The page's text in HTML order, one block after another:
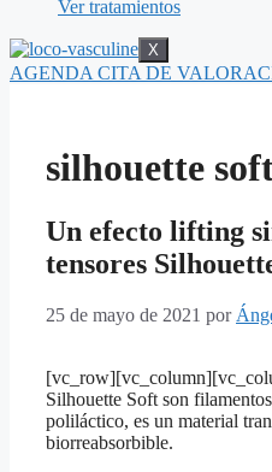
Ver tratamientos
X
AGENDA CITA DE
silhouette
Un efecto lifting
tensores
25 de mayo de 2021 por
Silhouette Soft son
poliláctico, es un material
biorreabsorbible.